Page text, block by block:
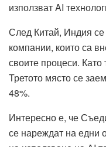
използват AI
След Китай, Индия
компании, които са
своите процеси. Като
Третото място се
48%.
Интересно е, че
се нареждат на едни